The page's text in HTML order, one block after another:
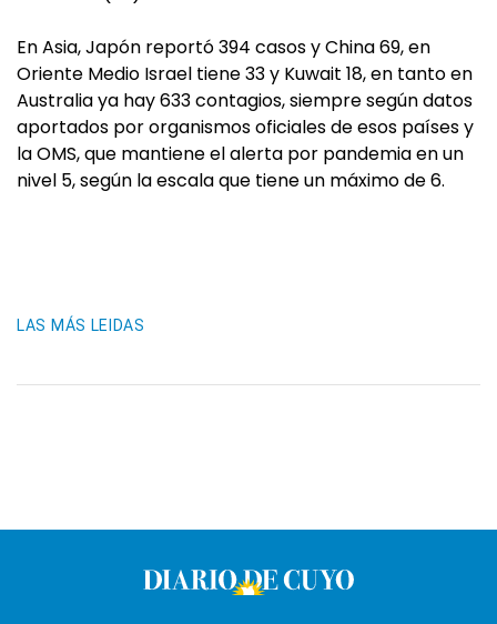
En Asia, Japón reportó 394 casos y China 69, en
Oriente Medio Israel tiene 33 y Kuwait 18, en tanto en
Australia ya hay 633 contagios, siempre según datos
aportados por organismos oficiales de esos países y
la OMS, que mantiene el alerta por pandemia en un
nivel 5, según la escala que tiene un máximo de 6.
LAS MÁS LEIDAS